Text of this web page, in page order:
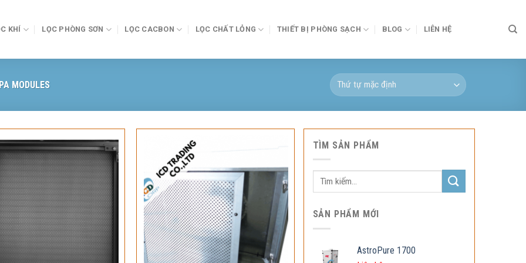
KHÍ LỌC PHÒNG SƠN LỌC CACBON LỌC CHẤT LỎNG THIẾT BỊ PHÒNG SẠCH BLOG LIÊN HỆ
MODULES
TÌM SẢN PHẨM
Tìm
kiếm:
SẢN PHẨM MỚI
AstroPure 1700